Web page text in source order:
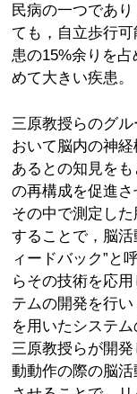
民病の一つであ
ても，自立歩行
患の15%余りを
めて大きい疾患。
三原教授らのグ
おいて脳内の神
あるとの知見を
の再構成を促進さ
その中で測定し
することで，脳
ィードバック”と
らその技術を応
テムの開発を行
を用いたシステム
三原教授らが開
動動作の際の脳